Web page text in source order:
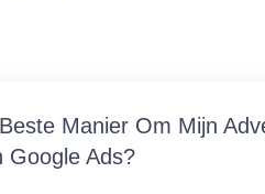
Manier Om Mijn
Google Ads?